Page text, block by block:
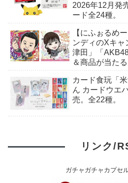
2026年12月発
ード全24種。
【にふぉるめ
ンディのXキャ
津田」「
＆商品が当た
カード食玩「
ん カードウエ
売。全22種。
リンク/
ガチャガチャカプセ